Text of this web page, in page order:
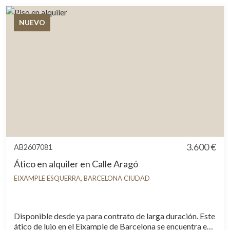
NUEVO
AB2607081
3.600 €
Ático en alquiler en Calle Aragó
EIXAMPLE ESQUERRA, BARCELONA CIUDAD
Disponible desde ya para contrato de larga duración. Este
ático de lujo en el Eixample de Barcelona se encuentra en